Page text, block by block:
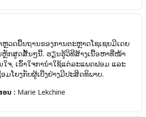
ຫຼວດພື້ນຖານຂອງການຕະຫຼາດໂຊເຊຍມີເດຍ
ຫຼັກສູດສັ້ນໆນີ້. ຮຽນຮູ້ວິທີສ້າງເນື້ອຫາທີ່ໜ້າ
ໃຈ, ເຂົ້າໃຈການຳໃຊ້ແຕ່ລະແພດຟອມ ແລະ
ອມໂຍງກັບຜູ້ເບີ່ງຢ່າງມີປະສິດທິພາບ.
ອນ : Marie Lekchine